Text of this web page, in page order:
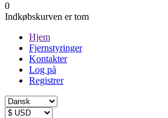
0
Indkøbskurven er tom
Hjem
Fjernstyringer
Kontakter
Log på
Registrer